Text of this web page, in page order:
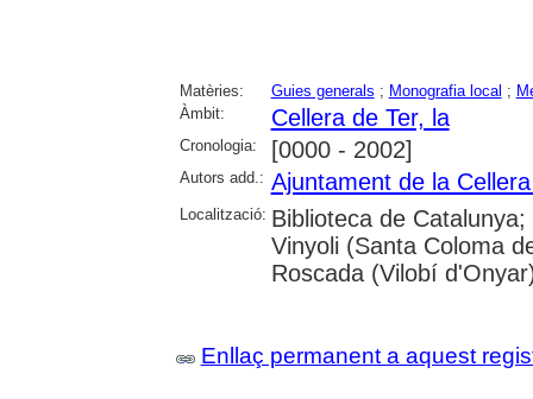
Matèries: Guies generals ; Monografia local ;
Àmbit:
Cellera de Ter, la
Cronologia: [0000 - 2002]
Autors add.: Ajuntament de la
Localització: Biblioteca de
Vinyoli (Santa Coloma
Roscada (Vilobí
Enllaç permanent a aquest